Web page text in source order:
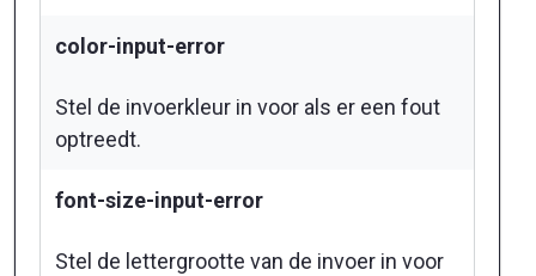
color-input-error
Stel de invoerkleur in voor als er een fout
optreedt.
font-size-input-error
Stel de lettergrootte van de invoer in voor